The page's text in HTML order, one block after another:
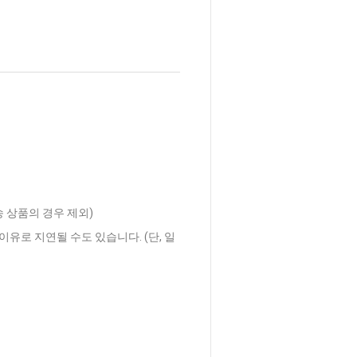
상품의 경우 제외)
유로 지연될 수도 있습니다. (단, 일